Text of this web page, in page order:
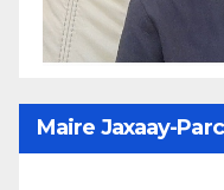
Maire Jaxaay-